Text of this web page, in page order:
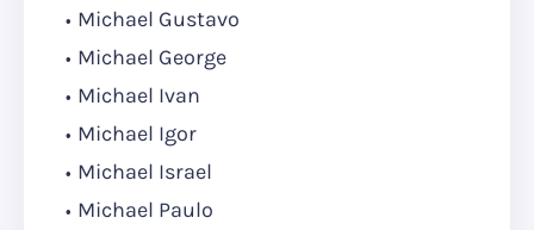
Michael Gustavo
Michael George
Michael Ivan
Michael Igor
Michael Israel
Michael Paulo